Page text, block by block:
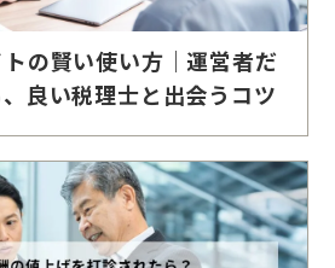
の賢い使い方｜運営者だ
良い税理士と出会うコツ